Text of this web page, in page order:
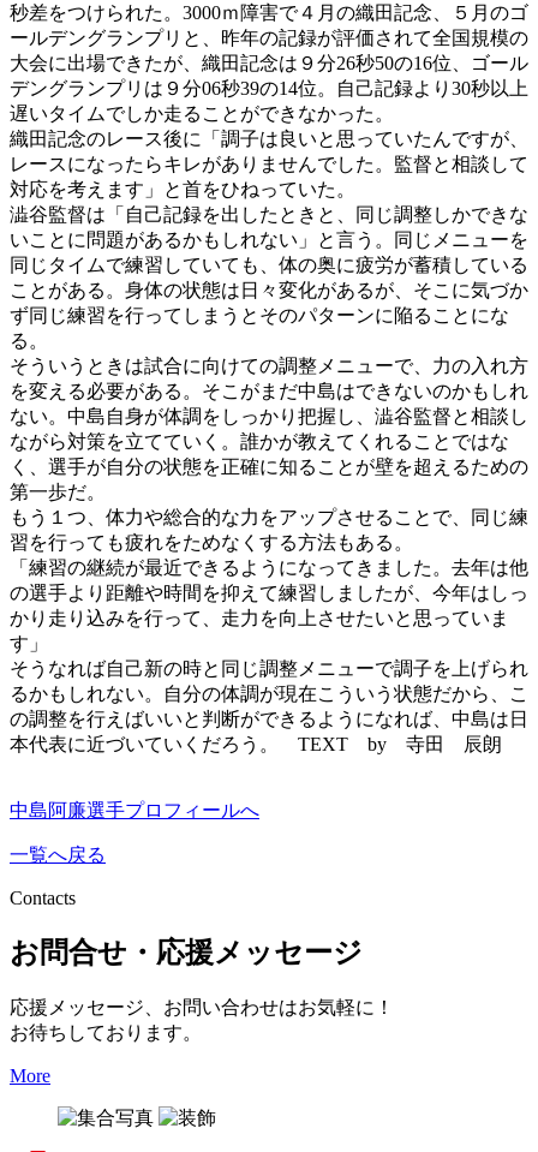
秒差をつけられた。3000ｍ障害で４月の織田記念、５月のゴ
ールデングランプリと、昨年の記録が評価されて全国規模の
大会に出場できたが、織田記念は９分26秒50の16位、ゴール
デングランプリは９分06秒39の14位。自己記録より30秒以上
遅いタイムでしか走ることができなかった。
織田記念のレース後に「調子は良いと思っていたんですが、
レースになったらキレがありませんでした。監督と相談して
対応を考えます」と首をひねっていた。
澁谷監督は「自己記録を出したときと、同じ調整しかできな
いことに問題があるかもしれない」と言う。同じメニューを
同じタイムで練習していても、体の奥に疲労が蓄積している
ことがある。身体の状態は日々変化があるが、そこに気づか
ず同じ練習を行ってしまうとそのパターンに陥ることにな
る。
そういうときは試合に向けての調整メニューで、力の入れ方
を変える必要がある。そこがまだ中島はできないのかもしれ
ない。中島自身が体調をしっかり把握し、澁谷監督と相談し
ながら対策を立てていく。誰かが教えてくれることではな
く、選手が自分の状態を正確に知ることが壁を超えるための
第一歩だ。
もう１つ、体力や総合的な力をアップさせることで、同じ練
習を行っても疲れをためなくする方法もある。
「練習の継続が最近できるようになってきました。去年は他
の選手より距離や時間を抑えて練習しましたが、今年はしっ
かり走り込みを行って、走力を向上させたいと思っていま
す」
そうなれば自己新の時と同じ調整メニューで調子を上げられ
るかもしれない。自分の体調が現在こういう状態だから、こ
の調整を行えばいいと判断ができるようになれば、中島は日
本代表に近づいていくだろう。 TEXT by 寺田 辰朗
中島阿廉選手プロフィールへ
一覧へ戻る
Contacts
お問合せ・応援メッセージ
応援メッセージ、お問い合わせはお気軽に！
お待ちしております。
More